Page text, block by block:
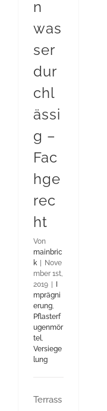
n
was
ser
dur
chl
ässi
g –
Fac
hge
rec
ht
Von
mainbric
k | Nove
mber 1st,
2019 | I
mprägni
erung
Pflasterf
ugenmör
tel
Versiege
lung
Terrass